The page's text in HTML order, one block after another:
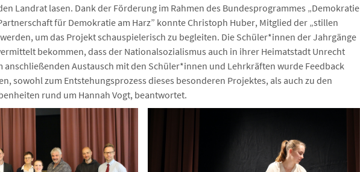
Landrat lasen. Dank der Förderung im Rahmen des Bundesprogrammes „Demokratie
für Demokratie am Harz” konnte Christoph Huber, Mitglied der „stillen
um das Projekt schauspielerisch zu begleiten. Die Schüler*innen der Jahrgänge
bekommen, dass der Nationalsozialismus auch in ihrer Heimatstadt Unrecht
anschließenden Austausch mit den Schüler*innen und Lehrkräften wurde Feedback
sowohl zum Entstehungsprozess dieses besonderen Projektes, als auch zu den
rund um Hannah Vogt, beantwortet.